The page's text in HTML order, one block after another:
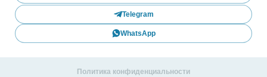
Telegram
WhatsApp
Политика конфиденциальности